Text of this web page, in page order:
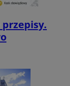
przepisy.